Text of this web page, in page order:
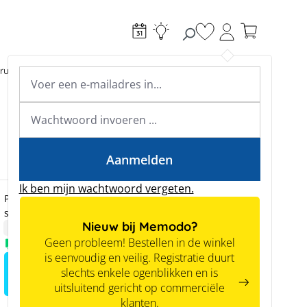
Academy & webinars
Expertkennis
Tools
Je hebt 0 items op
Ik ben mijn wachtwoord vergeten.
Aanmelden
Nieuw bij Memodo?
Geen probleem! Bestellen in de winkel
is eenvoudig en veilig. Registratie duurt
slechts enkele ogenblikken en is
uitsluitend gericht op commerciële
klanten.
Toebehoren
Prijzen zijn alleen zichtbaar voor zakelijke klanten na
succesvolle registratie.
Voorradig
Meld je aan voor het zien van
prijzen